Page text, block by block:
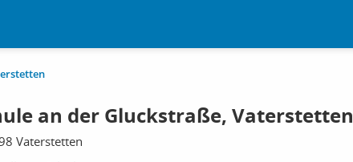
an der Gluckstraße, Vaterstetten
Vaterstetten